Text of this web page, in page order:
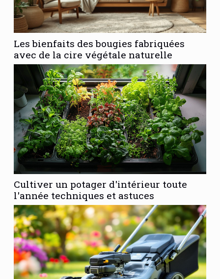
Les bienfaits des bougies fabriquées
avec de la cire végétale naturelle
Cultiver un potager d'intérieur toute
l'année techniques et astuces